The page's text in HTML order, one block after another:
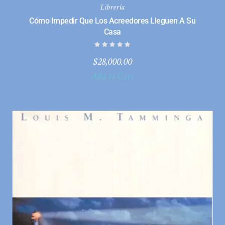
Librería
Cómo Impedir Que Los Acreedores Lleguen A Su
Casa
$28,000.00
Add to Cart